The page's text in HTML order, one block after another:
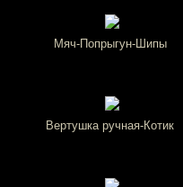
Мяч-Попрыгун-Шипы
Вертушка ручная-Котик